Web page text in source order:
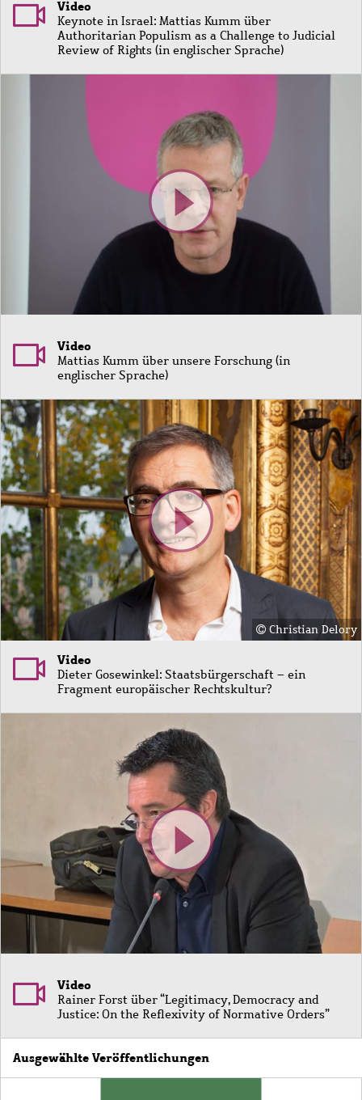
Video
Keynote in Israel: Mattias Kumm über
Authoritarian Populism as a Challenge to Judicial
Review of Rights (in englischer Sprache)
Video
Mattias Kumm über unsere Forschung (in
englischer Sprache)
Bild
Christian Delory
Video
Dieter Gosewinkel: Staatsbürgerschaft – ein
Fragment europäischer Rechtskultur?
Video
Rainer Forst über “Legitimacy, Democracy and
Justice: On the Reflexivity of Normative Orders”
Ausgewählte Veröffentlichungen